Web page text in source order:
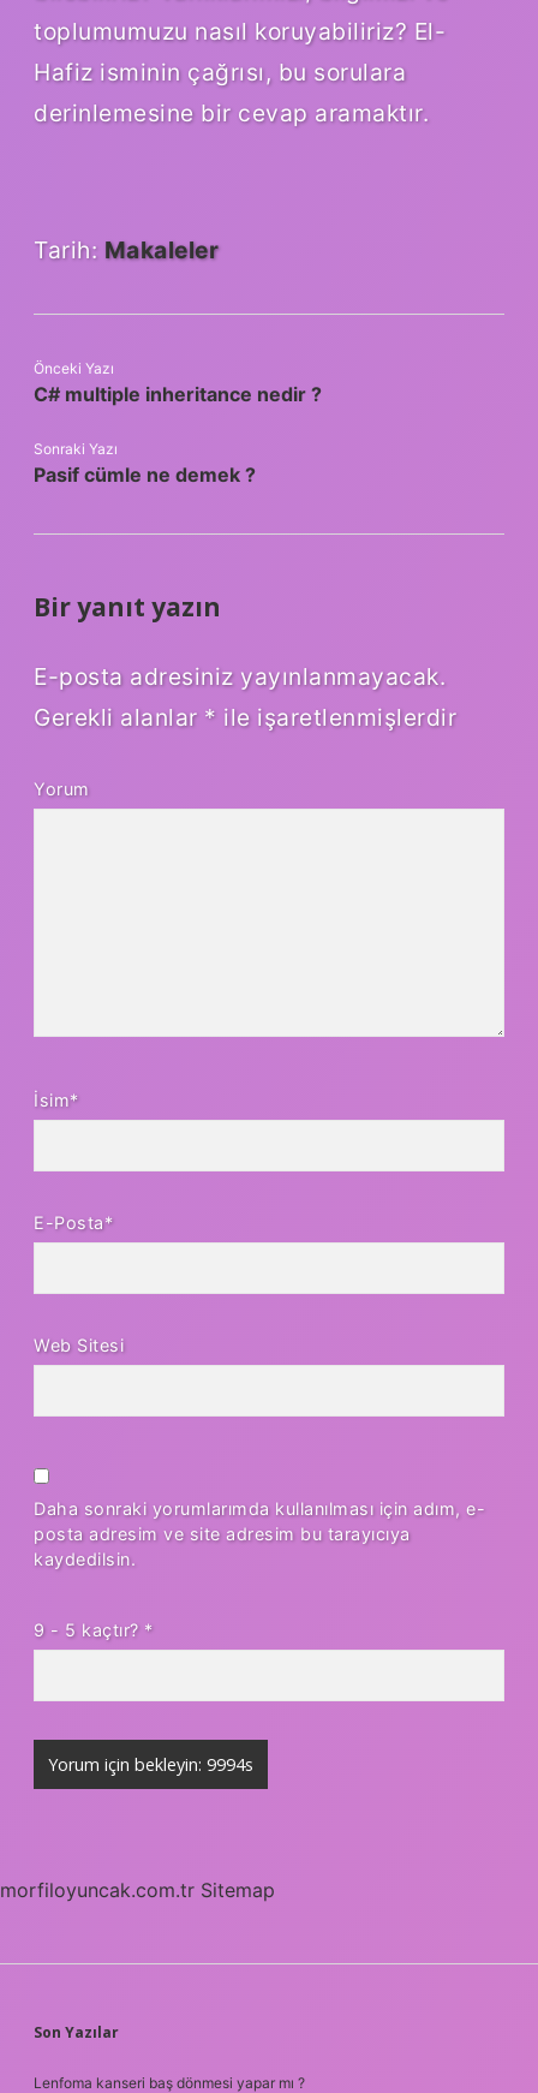
toplumumuzu nasıl koruyabiliriz? El-
Hafiz isminin çağrısı, bu sorulara
derinlemesine bir cevap aramaktır.
Tarih: Makaleler
Önceki Yazı
C# multiple inheritance nedir ?
Sonraki Yazı
Pasif cümle ne demek ?
Bir yanıt yazın
E-posta adresiniz yayınlanmayacak.
Gerekli alanlar * ile işaretlenmişlerdir
Yorum
İsim*
E-Posta*
Web Sitesi
Daha sonraki yorumlarımda kullanılması için adım, e-
posta adresim ve site adresim bu tarayıcıya
kaydedilsin.
9 - 5 kaçtır? *
morfiloyuncak.com.tr Sitemap
SIDEBAR
Son Yazılar
Lenfoma kanseri baş dönmesi yapar mı ?